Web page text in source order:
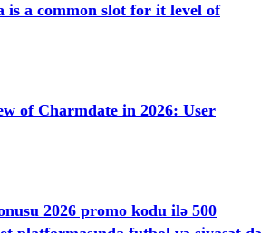
is a common slot for it level of
of Charmdate in 2026: User
2026 promo kodu ilə 500